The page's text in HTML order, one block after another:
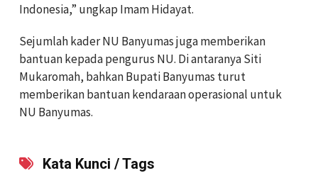
Indonesia,” ungkap Imam Hidayat.
Sejumlah kader NU Banyumas juga memberikan
bantuan kepada pengurus NU. Di antaranya Siti
Mukaromah, bahkan Bupati Banyumas turut
memberikan bantuan kendaraan operasional untuk
NU Banyumas.
Kata Kunci / Tags